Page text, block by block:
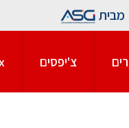
מבית
צ'יפסים